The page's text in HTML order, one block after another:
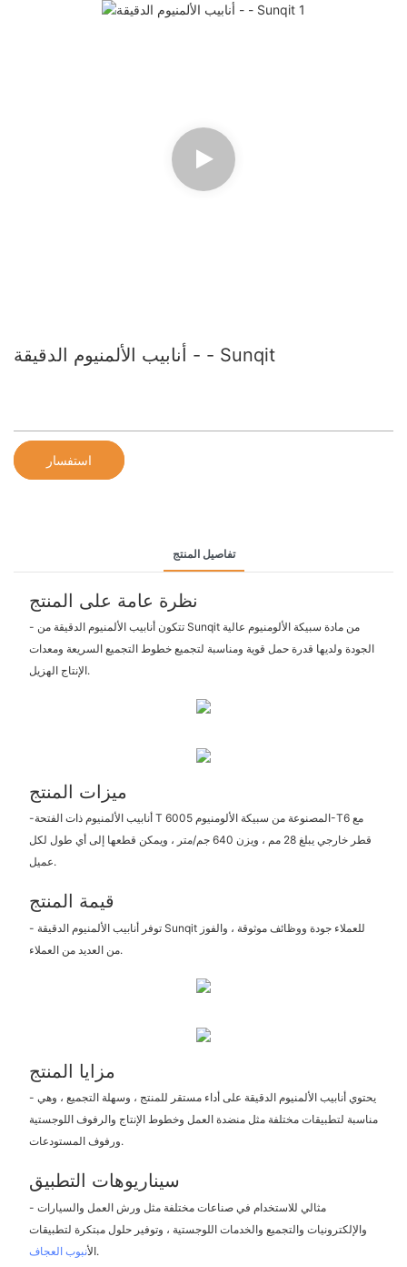
أنابيب الألمنيوم الدقيقة - - Sunqit
استفسار
تفاصيل المنتج
نظرة عامة على المنتج
- تتكون أنابيب الألمنيوم الدقيقة من Sunqit من مادة سبيكة الألومنيوم عالية
الجودة ولديها قدرة حمل قوية ومناسبة لتجميع خطوط التجميع السريعة ومعدات
الإنتاج الهزيل.
ميزات المنتج
-أنابيب الألمنيوم ذات الفتحة T المصنوعة من سبيكة الألومنيوم 6005-T6 مع
قطر خارجي يبلغ 28 مم ، ويزن 640 جم/متر ، ويمكن قطعها إلى أي طول لكل
عميل.
قيمة المنتج
- توفر أنابيب الألمنيوم الدقيقة Sunqit للعملاء جودة ووظائف موثوقة ، والفوز
من العديد من العملاء.
مزايا المنتج
- يحتوي أنابيب الألمنيوم الدقيقة على أداء مستقر للمنتج ، وسهلة التجميع ، وهي
مناسبة لتطبيقات مختلفة مثل منضدة العمل وخطوط الإنتاج والرفوف اللوجستية
ورفوف المستودعات.
سيناريوهات التطبيق
- مثالي للاستخدام في صناعات مختلفة مثل ورش العمل والسيارات
والإلكترونيات والتجميع والخدمات اللوجستية ، وتوفير حلول مبتكرة لتطبيقات
الأنبوب العجاف .